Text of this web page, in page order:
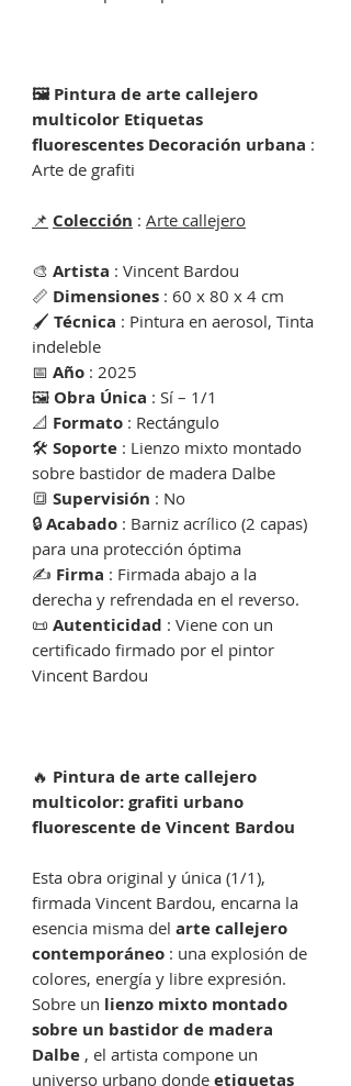
🖼️ Pintura de arte callejero
multicolor Etiquetas
fluorescentes Decoración urbana :
Arte de grafiti
📌 Colección : Arte callejero
🎨 Artista : Vincent Bardou
📏 Dimensiones : 60 x 80 x 4 cm
🖌 Técnica : Pintura en aerosol, Tinta
indeleble
📅 Año : 2025
🖼 Obra Única : Sí – 1/1
📐 Formato : Rectángulo
🛠 Soporte : Lienzo mixto montado
sobre bastidor de madera Dalbe
🔳 Supervisión : No
🔒 Acabado : Barniz acrílico (2 capas)
para una protección óptima
✍️ Firma : Firmada abajo a la
derecha y refrendada en el reverso.
📜 Autenticidad : Viene con un
certificado firmado por el pintor
Vincent Bardou
🔥 Pintura de arte callejero
multicolor: grafiti urbano
fluorescente de Vincent Bardou
Esta obra original y única (1/1),
firmada Vincent Bardou, encarna la
esencia misma del arte callejero
contemporáneo : una explosión de
colores, energía y libre expresión.
Sobre un lienzo mixto montado
sobre un bastidor de madera
Dalbe , el artista compone un
universo urbano donde etiquetas